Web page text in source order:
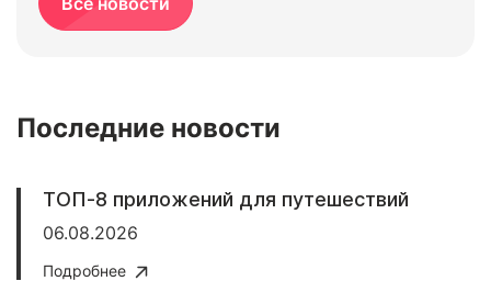
Последние новости
ТОП-8 приложений для путешествий
06.08.2026
Подробнее